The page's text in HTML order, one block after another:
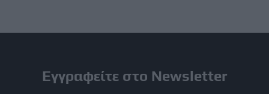
Εγγραφείτε στο Newsletter